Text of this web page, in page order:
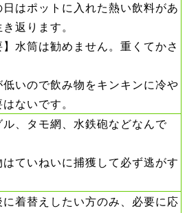
日はポットに入れた熱い飲料があ
返ります。
】水筒は勧めません。重くてかさ
低いので飲み物をキンキンに冷や
ないです。
ル、タモ網、水鉄砲などなんで
はていねいに捕獲して必ず逃がす
に着替えしたい方のみ、必要に応